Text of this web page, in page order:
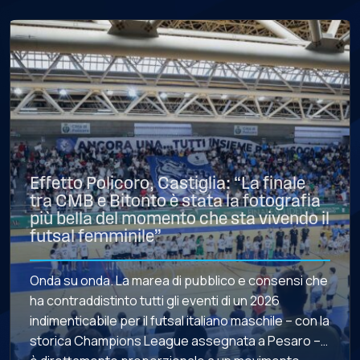
Effetto Policoro, Castiglia: “La finale
tra CMB e Bitonto è stata la fotografia
più bella del momento che sta vivendo il
futsal femminile”
Onda su onda. La marea di pubblico e consensi che
ha contraddistinto tutti gli eventi di un 2026
indimenticabile per il futsal italiano maschile – con la
storica Champions League assegnata a Pesaro –